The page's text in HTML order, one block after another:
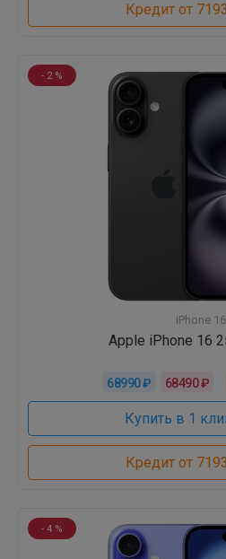
Кредит от
- 2 %
iPhone 16
Apple iPhone 16
68990 ₽ 68490 ₽
Купить в 1
Кредит от
- 4 %